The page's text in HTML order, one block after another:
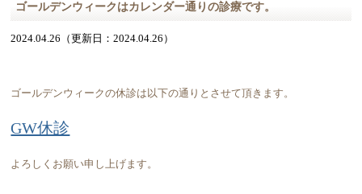
ゴールデンウィークはカレンダー通りの診療です。
2024.04.26（更新日：2024.04.26）
ゴールデンウィークの休診は以下の通りとさせて頂きます。
GW休診
よろしくお願い申し上げます。